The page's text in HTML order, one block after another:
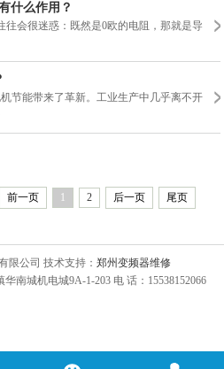
什么作用？
往会很迷惑：既然是0欧的电阻，那就是导
节能带来了革新。工业生产中几乎离不开
前一页 1 2 后一页 尾页
限公司 技术支持： 郑州变频器维修
南城机电城9A-1-203 电 话：15538152066